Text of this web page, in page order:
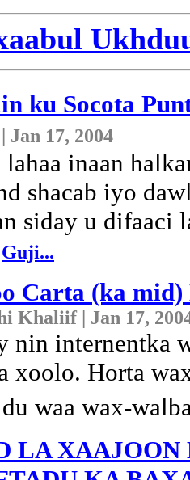
ku Socota
Jan 17, 2004
inaan
shacab iyo
siday u difaaci
Guji...
Carta (ka mid)
Khaliif | Jan 17,
nin internentka
xoolo. Horta
waa wax-
LA XAAJOON